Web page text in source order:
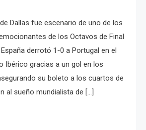
Dallas fue escenario de uno de los
de los Octavos de Final
derrotó 1-0 a Portugal en el
Ibérico gracias a un gol en los
su boleto a los cuartos de
al sueño mundialista de […]